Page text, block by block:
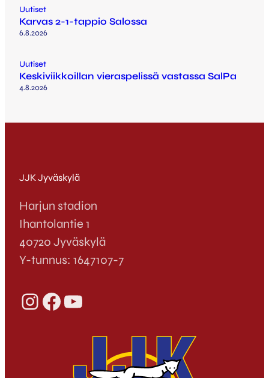
Uutiset
Karvas 2-1-tappio Salossa
6.8.2026
Uutiset
Keskiviikkoillan vieraspelissä vastassa SalPa
4.8.2026
JJK Jyväskylä
Harjun stadion
Ihantolantie 1
40720 Jyväskylä
Y-tunnus: 1647107-7
InstagramFacebook YouTube